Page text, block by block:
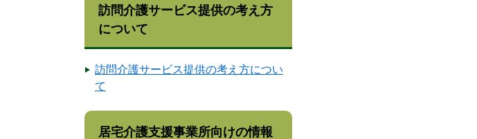
訪問介護サービス提供の考え方
について
訪問介護サービス提供の考え方につい
て
居宅介護支援事業所向けの情報